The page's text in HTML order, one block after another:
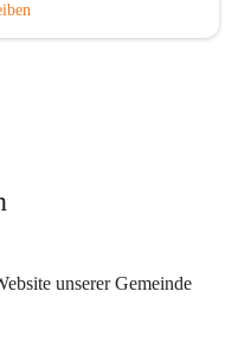
unserer Gemeinde